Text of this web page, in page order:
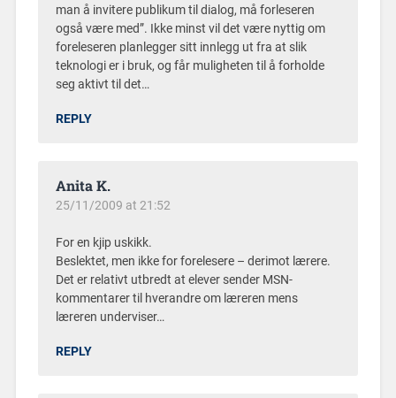
man å invitere publikum til dialog, må forleseren
også være med”. Ikke minst vil det være nyttig om
foreleseren planlegger sitt innlegg ut fra at slik
teknologi er i bruk, og får muligheten til å forholde
seg aktivt til det…
REPLY
Anita K.
25/11/2009 at 21:52
For en kjip uskikk.
Beslektet, men ikke for forelesere – derimot lærere.
Det er relativt utbredt at elever sender MSN-
kommentarer til hverandre om læreren mens
læreren underviser…
REPLY